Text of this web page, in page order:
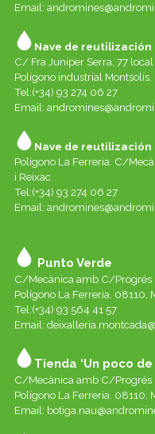
Email:
Nave de reutilización
C/ Fra Juníper Serra, 77 local
Polígono industrial
Tel:(+34) 93 274 06 27
Email:
Nave de reutilización
Polígono La Ferreria. C/
i Reixac
Tel:(+34) 93 274 06 27
Email:
Punto Verde
C/Mecànica amb C/Progrés
Polígono La Ferreria. 08110,
Tel:(+34) 93 564 41 57
Email:
Tienda ‘Un poco de
C/Mecànica amb C/Progrés
Polígono La Ferreria. 08110,
Email: